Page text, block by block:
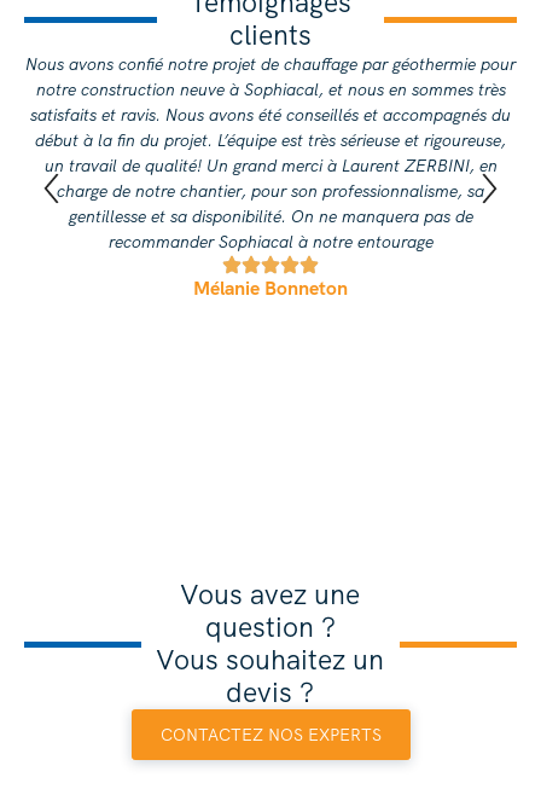
clients
Nous avons confié notre projet de chauffage par géothermie pour
notre construction neuve à Sophiacal, et nous en sommes très
satisfaits et ravis. Nous avons été conseillés et accompagnés du
début à la fin du projet. L’équipe est très sérieuse et rigoureuse,
un travail de qualité! Un grand merci à Laurent ZERBINI, en
charge de notre chantier, pour son professionnalisme, sa
gentillesse et sa disponibilité. On ne manquera pas de
recommander Sophiacal à notre entourage
Mélanie Bonneton
Vous avez une
question ?
Vous souhaitez un
devis ?
CONTACTEZ NOS EXPERTS